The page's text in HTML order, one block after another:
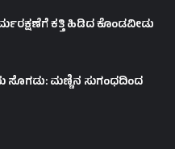
ಕತ್ತಿ ಹಿಡಿದ ಕೊಂಡವೀಡು
ಸೊಗಡು: ಮಣ್ಣಿನ ಸುಗಂಧದಿಂದ